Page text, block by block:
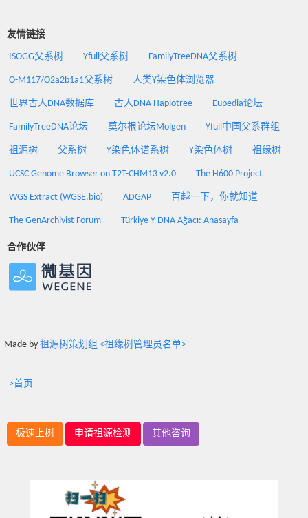
友情链接
ISOGG父系树 Yfull父系树 FamilyTreeDNA父系树
O-M117/O2a2b1a1父系树 人类Y染色体浏览器
世界古人DNA数据库 古人DNA Haplotree Eupedia论坛
FamilyTreeDNA论坛 莫尔根论坛Molgen Yfull中国父系群组
祖源树 父系树 Y染色体谱系树 Y染色体树 祖缘树
UCSC Genome Browser on T2T-CHM13 v2.0 The H600 Project
WGS Extract (WGSE.bio) ADGAP 百越一下，你就知道
The GenArchivist Forum Türkiye Y-DNA Ağacı: Anasayfa
合作伙伴
Made by 祖源树策划组 <祖缘树管理员名单>
>首页
极速上树 申请祖源检测 其他咨询